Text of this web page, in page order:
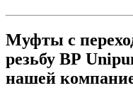
Муфты с
резьбу ВР
нашей